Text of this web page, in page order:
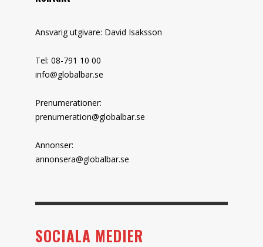
Ansvarig utgivare: David Isaksson
Tel: 08-791 10 00
info@globalbar.se
Prenumerationer:
prenumeration@globalbar.se
Annonser:
annonsera@globalbar.se
SOCIALA MEDIER